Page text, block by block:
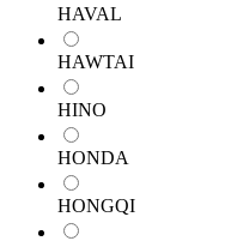
HAVAL
HAWTAI
HINO
HONDA
HONGQI